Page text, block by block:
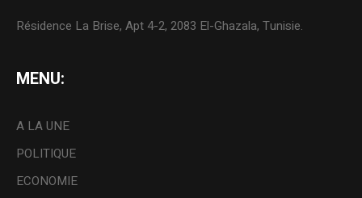
Résidence La Brise, Apt 4-2, 2083 El-Ghazala, Tunisie.
MENU:
A LA UNE
POLITIQUE
ECONOMIE